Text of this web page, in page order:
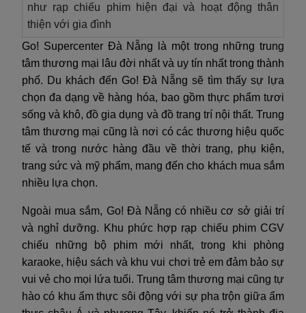
như rạp chiếu phim hiện đại và hoạt động thân
thiện với gia đình
Go! Supercenter Đà Nẵng là một trong những trung
tâm thương mại lâu đời nhất và uy tín nhất trong thành
phố. Du khách đến Go! Đà Nẵng sẽ tìm thấy sự lựa
chọn đa dạng về hàng hóa, bao gồm thực phẩm tươi
sống và khô, đồ gia dụng và đồ trang trí nội thất. Trung
tâm thương mại cũng là nơi có các thương hiệu quốc
tế và trong nước hàng đầu về thời trang, phụ kiện,
trang sức và mỹ phẩm, mang đến cho khách mua sắm
nhiều lựa chọn.
Ngoài mua sắm, Go! Đà Nẵng có nhiều cơ sở giải trí
và nghỉ dưỡng. Khu phức hợp rạp chiếu phim CGV
chiếu những bộ phim mới nhất, trong khi phòng
karaoke, hiệu sách và khu vui chơi trẻ em đảm bảo sự
vui vẻ cho mọi lứa tuổi. Trung tâm thương mại cũng tự
hào có khu ẩm thực sôi động với sự pha trộn giữa ẩm